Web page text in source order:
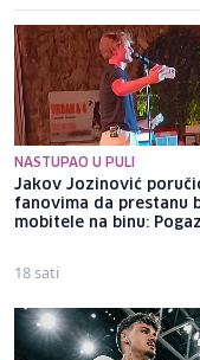
NASTUPAO U PULI
Jakov Jozinović
fanovima da prestanu
mobitele na binu:
18 sati